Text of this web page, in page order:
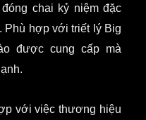
chai kỷ niệm đặc
Phù hợp với triết lý Big
được cung cấp mà
với việc thương hiệu